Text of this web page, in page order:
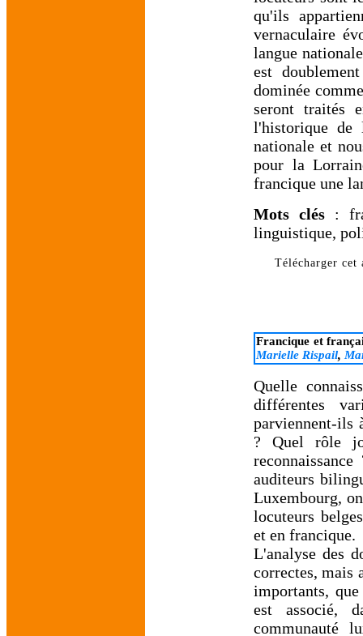
qu'ils
vernaculaire
langue
est
dominée
seront traités
l'historique de
nationale et
pour la
francique une
Mots clés :
linguistique,
Télécharger
Francique et
Marielle Rispail,
Quelle
différentes
parviennent-ils
? Quel rôle
auditeurs
Luxembourg,
locuteurs
et en francique.
L'analyse des
correctes, mais
importants,
est associé,
communauté